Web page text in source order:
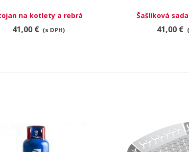
RÝCHLY NÁHĽAD
na kotlety a rebrá
41,00 € (s DPH)
RÝCHLY
Šašlíková
41,00 €